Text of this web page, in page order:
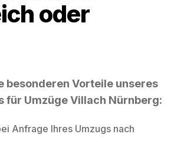
oder
besonderen Vorteile unseres
für Umzüge Villach Nürnberg:
Anfrage Ihres Umzugs nach